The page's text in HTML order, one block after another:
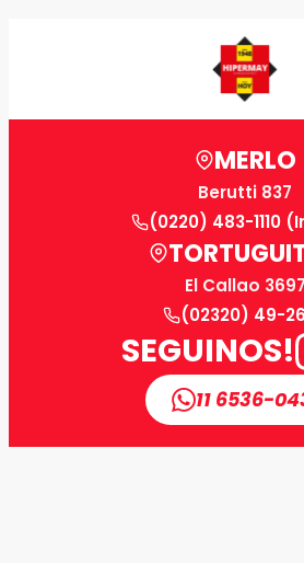
MERLO
Berutti 837
(0220) 483-1110
El Callao 3697
(02320) 49-
SEGUINOS!
11 6536-